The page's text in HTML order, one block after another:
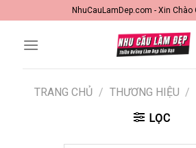
to
content
NhuCauLamDep.com - Xin Chào
TRANG CHỦ / THƯƠNG HIỆU /
LỌC